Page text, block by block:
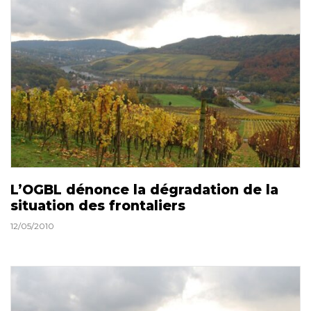
L’OGBL dénonce la dégradation de la
situation des frontaliers
12/05/2010